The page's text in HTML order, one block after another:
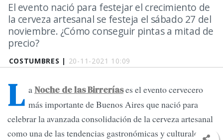
COSTUMBRES | 20-11-2021 10:09
El evento nació para festejar el crecimiento de
la cerveza artesanal se festeja el sábado 27 del
noviembre. ¿Cómo conseguir pintas a mitad de
precio?
L a Noche de las Birreríases el evento cervecero
más importante de Buenos Aires que nació para
celebrar la avanzada consolidación de la cerveza artesanal
como una de las tendencias gastronómicas y culturales del